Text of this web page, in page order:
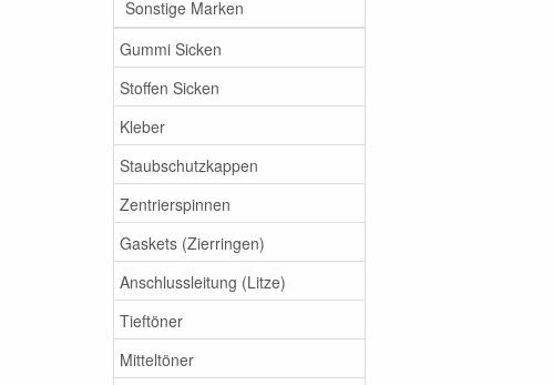
Sonstige Marken
Gummi Sicken
Stoffen Sicken
Kleber
Staubschutzkappen
Zentrierspinnen
Gaskets (Zierringen)
Anschlussleitung (Litze)
Tieftöner
Mitteltöner